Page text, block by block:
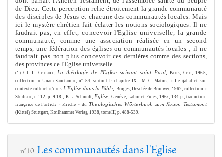
de Dieu. Cette perception relie étroitement la grande commu­nauté
des disciples de Jésus et chacune des communautés locales. Mais
ici le mystère chrétien fait éclater les notions sociologiques. Il ne
faudrait pas, en effet, concevoir l'Eglise universelle, la grande
communauté, comme une association réalisée en un second
temps, une fédération des églises ou communautés locales ; il ne
faudrait pas non plus concevoir ces dernières comme des sections,
des provinces de l'Eglise universelle.
(1) Cf. L. Cerfaux, La théologie de l'Eglise suivant saint Paul,Paris, Cerf, 1965,
collection«Unam Sanctam », n° 54, surtout le chapitre IX ; M.-C. Matura, « Le qahal et son
contexte culturel »,'dans L'Eglise dans la Bible, Bruges, Desclée de Brouwer, 1962, collection «
Studia », n° 12, p. 9-18 ; K.L. Schmidt, Eglise, Genève, Labor et Fides, 1967, 134 p., traduc­tion
française de l'article « Kirche » du Theologisches Wörterbuch zum Neuen Testament
(Kittel), Stuttgart, Kohlhammer Verlag, 1938, tomeIII, p. 488-539.
n°10 Les communautés dans l'Eglise